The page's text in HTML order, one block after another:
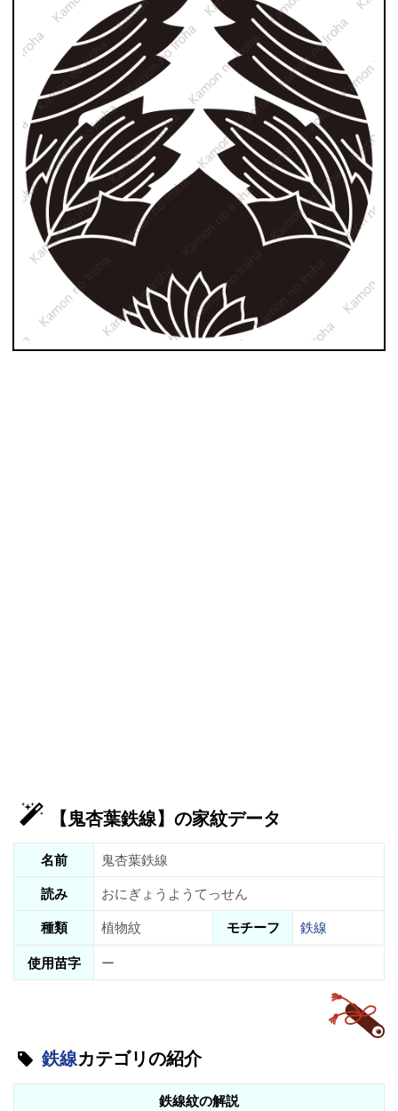
【鬼杏葉鉄線】の家紋データ
名前
鬼杏葉鉄線
読み
おにぎょうようてっせん
種類
植物紋 モチーフ
鉄線
使用苗字
ー
鉄線カテゴリの紹介
鉄線紋の解説